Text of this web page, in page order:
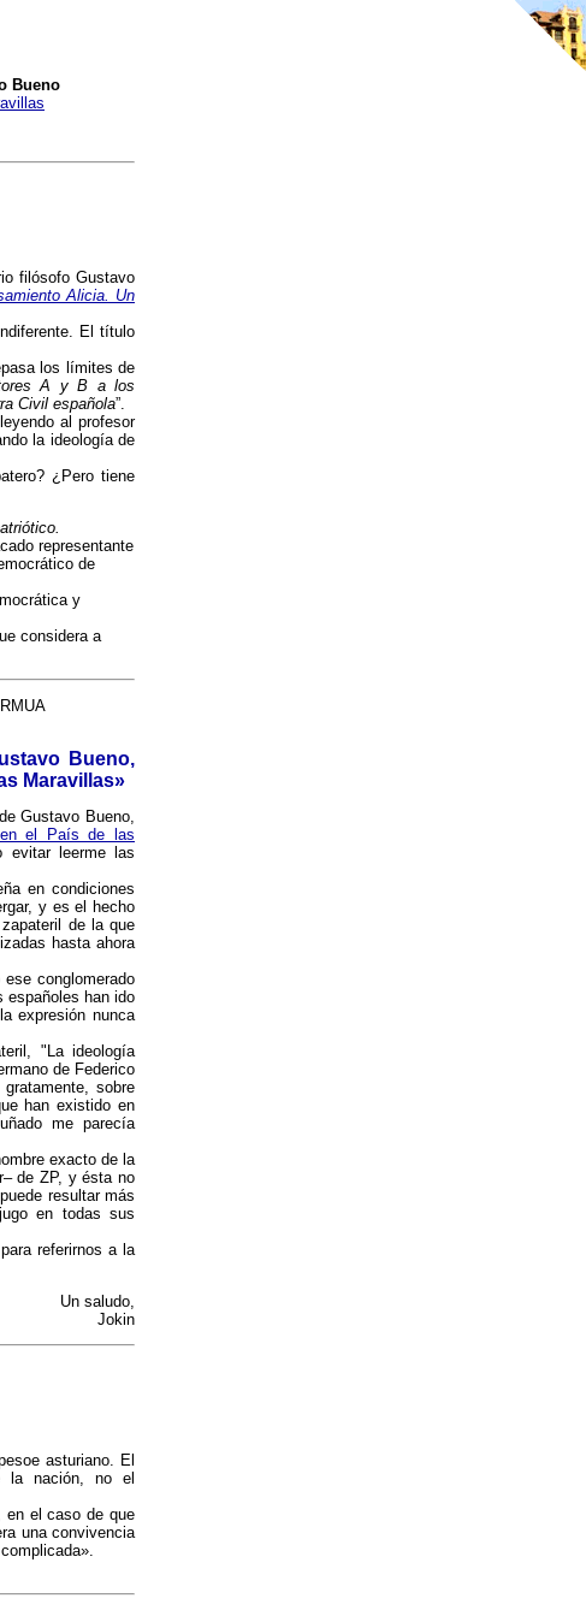
Bueno
filósofo Gustavo
Alicia. Un
El título
los límites de
A y B a los
Civil española”.
al profesor
la ideología de
¿Pero tiene
representante
de
y
considera a
Bueno,
Maravillas»
Gustavo Bueno,
en el País de las
evitar leerme las
en condiciones
y es el hecho
de la que
hasta ahora
conglomerado
españoles han ido
expresión nunca
"La ideología
de Federico
sobre
han existido en
me parecía
exacto de la
de ZP, y ésta no
resultar más
en todas sus
referirnos a la
Un saludo,
Jokin
asturiano. El
la nación, no el
en el caso de que
una convivencia